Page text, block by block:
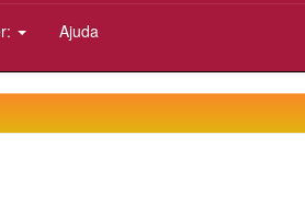
Ajuda